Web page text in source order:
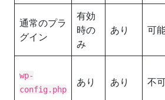
通常のプラ
グイン
有効
時の
み
あり 可
wp-
config.php
あり あり 不